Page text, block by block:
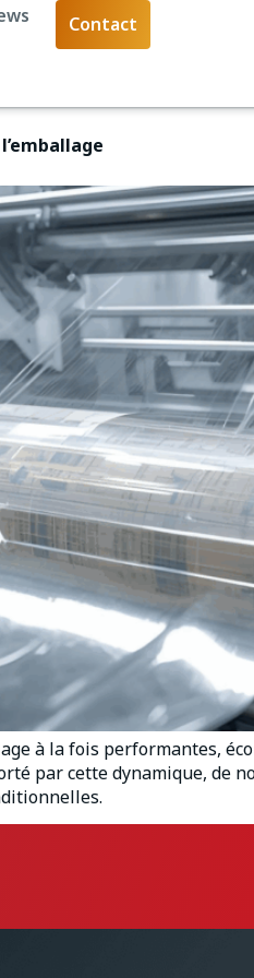
Contact
à la fois performantes,
par cette dynamique, de